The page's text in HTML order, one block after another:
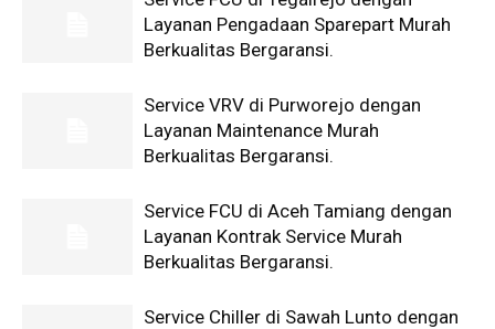
Layanan Pengadaan Sparepart Murah
Berkualitas Bergaransi.
Service VRV di Purworejo dengan
Layanan Maintenance Murah
Berkualitas Bergaransi.
Service FCU di Aceh Tamiang dengan
Layanan Kontrak Service Murah
Berkualitas Bergaransi.
Service Chiller di Sawah Lunto dengan